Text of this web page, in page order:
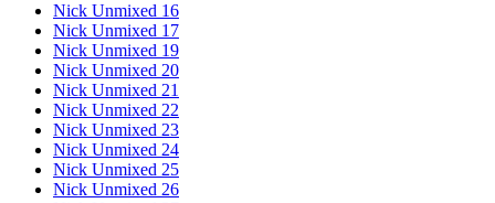
Nick Unmixed 16
Nick Unmixed 17
Nick Unmixed 19
Nick Unmixed 20
Nick Unmixed 21
Nick Unmixed 22
Nick Unmixed 23
Nick Unmixed 24
Nick Unmixed 25
Nick Unmixed 26